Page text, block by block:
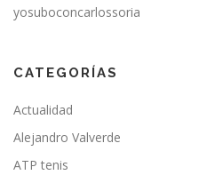
yosuboconcarlossoria
CATEGORÍAS
Actualidad
Alejandro Valverde
ATP tenis